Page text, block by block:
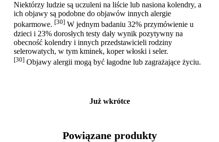
Niektórzy ludzie są uczuleni na liście lub nasiona kolendry, a
ich objawy są podobne do objawów innych alergie
pokarmowe. [30] W jednym badaniu 32% przymówienie u
dzieci i 23% dorosłych testy dały wynik pozytywny na
obecność kolendry i innych przedstawicieli rodziny
selerowatych, w tym kminek, koper włoski i seler.
[30] Objawy alergii mogą być łagodne lub zagrażające życiu.
Już wkrótce
Powiązane produkty